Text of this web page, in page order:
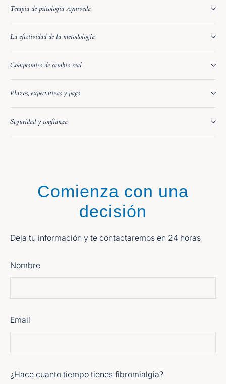
Terapia de psicología Ayurveda
La efectividad de la metodología
Compromiso de cambio real
Plazos, expectativas y pago
Seguridad y confianza
Comienza con una
decisión
Deja tu información y te contactaremos en 24 horas
Nombre
Email
¿Hace cuanto tiempo tienes fibromialgia?